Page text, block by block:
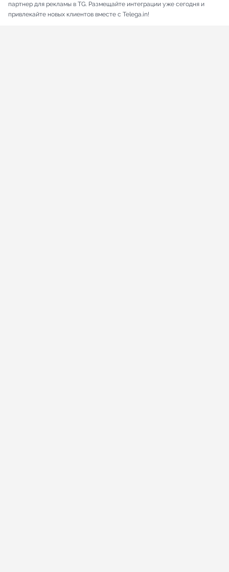
партнер для рекламы в TG. Размещайте интеграции уже сегодня и
привлекайте новых клиентов вместе с Telega.in!